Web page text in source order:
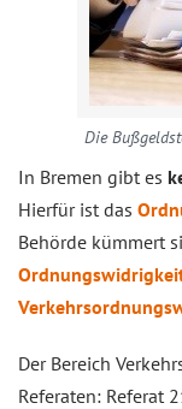
Die
In Bremen gibt es
Hierfür ist das
Behörde kümmert
Der Bereich
Referaten: Referat